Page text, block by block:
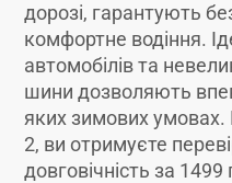
дорозі, гарантують
комфортне водіння.
автомобілів та
шини дозволяють
яких зимових
2, ви отримуєте
довговічність за